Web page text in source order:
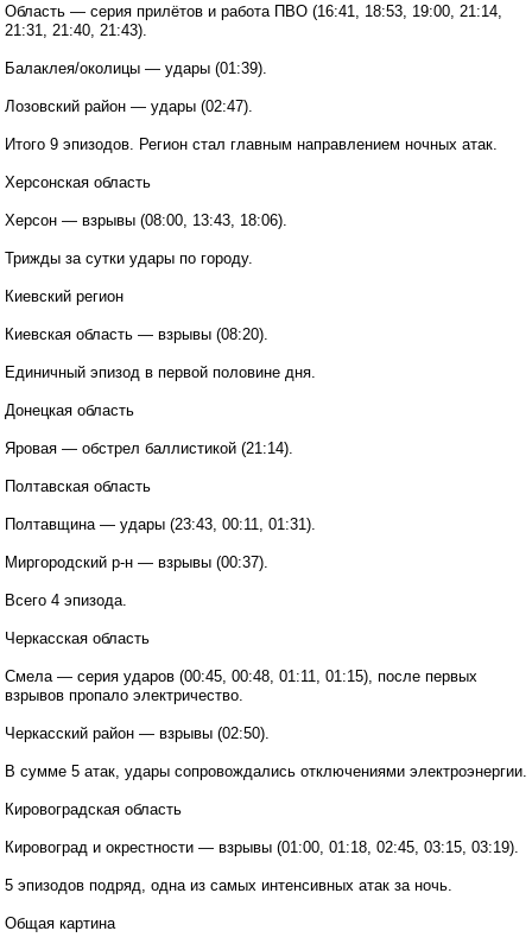
Область — серия прилётов и работа ПВО (16:41, 18:53, 19:00, 21:14,
21:31, 21:40, 21:43).
Балаклея/околицы — удары (01:39).
Лозовский район — удары (02:47).
Итого 9 эпизодов. Регион стал главным направлением ночных атак.
Херсонская область
Херсон — взрывы (08:00, 13:43, 18:06).
Трижды за сутки удары по городу.
Киевский регион
Киевская область — взрывы (08:20).
Единичный эпизод в первой половине дня.
Донецкая область
Яровая — обстрел баллистикой (21:14).
Полтавская область
Полтавщина — удары (23:43, 00:11, 01:31).
Миргородский р-н — взрывы (00:37).
Всего 4 эпизода.
Черкасская область
Смела — серия ударов (00:45, 00:48, 01:11, 01:15), после первых
взрывов пропало электричество.
Черкасский район — взрывы (02:50).
В сумме 5 атак, удары сопровождались отключениями электроэнергии.
Кировоградская область
Кировоград и окрестности — взрывы (01:00, 01:18, 02:45, 03:15, 03:19).
5 эпизодов подряд, одна из самых интенсивных атак за ночь.
Общая картина